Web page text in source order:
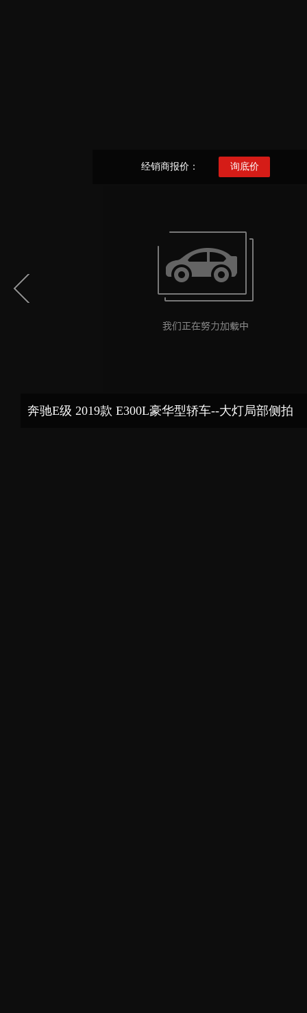
经销商报价： 询底价
奔驰E级 2019款 E300L豪华型轿车--大灯局部侧拍